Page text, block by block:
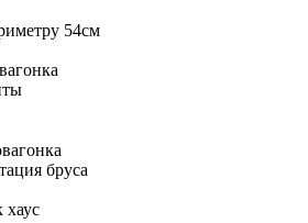
54см
бруса
хаус